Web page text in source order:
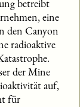
betreibt
eine
den Canyon
radioaktive
der Mine
auf,
für